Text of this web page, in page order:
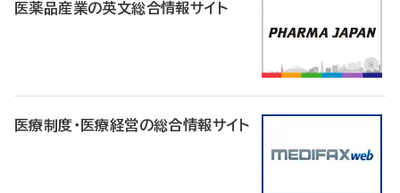
医薬品産業の英文総合情報サイト
医療制度・医療経営の総合情報サイト